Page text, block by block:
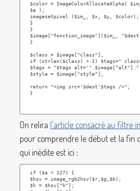
On relira l’article consacré au filtre
pour comprendre le début et la fin
qui inédite est ici :